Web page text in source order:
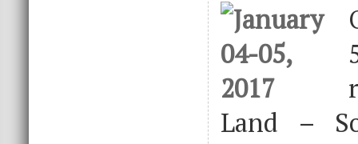
Land –